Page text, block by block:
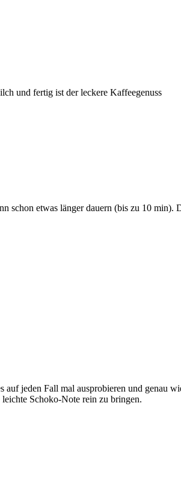
und fertig ist der leckere Kaffeegenuss
schon etwas länger dauern (bis zu 10
jeden Fall mal ausprobieren und genau
Schoko-Note rein zu bringen.